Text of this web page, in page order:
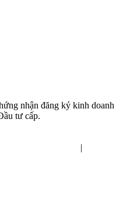
nhận đăng ký kinh doanh
tư cấp.
|